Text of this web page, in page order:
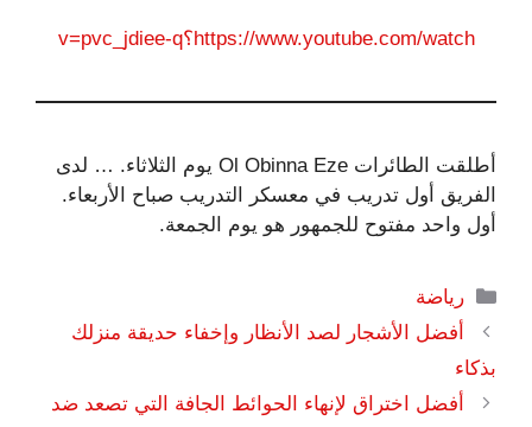
https://www.youtube.com/watch؟v=pvc_jdiee-q
أطلقت الطائرات Ol Obinna Eze
يوم الثلاثاء. … لدى
الفريق أول تدريب في معسكر التدريب صباح الأربعاء.
أول واحد مفتوح للجمهور هو يوم الجمعة.
التصنيفات
رياضة
أفضل الأشجار لصد الأنظار وإخفاء حديقة منزلك
بذكاء
أفضل اختراق لإنهاء الحوائط الجافة التي تصعد ضد